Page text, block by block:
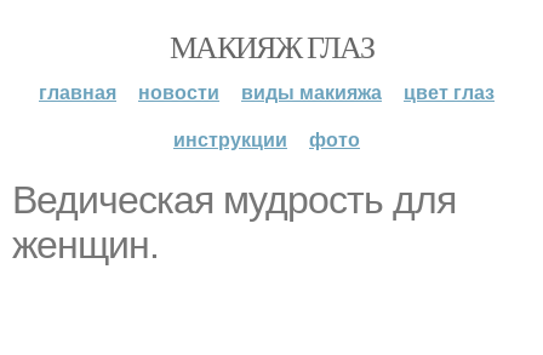
МАКИЯЖ ГЛАЗ
главная новости виды макияжа
цвет глаз
инструкции
фото
Ведическая мудрость для
женщин.